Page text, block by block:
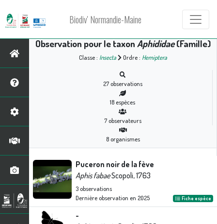
Biodiv' Normandie-Maine
Observation pour le taxon Aphididae(Famille)
Classe : Insecta Ordre : Hemiptera
27observations
18espèces
7observateurs
8organismes
Puceron noir de la fève
Aphis fabaeScopoli, 1763
3observations
Dernière observation en 2025 Fiche espèce
-